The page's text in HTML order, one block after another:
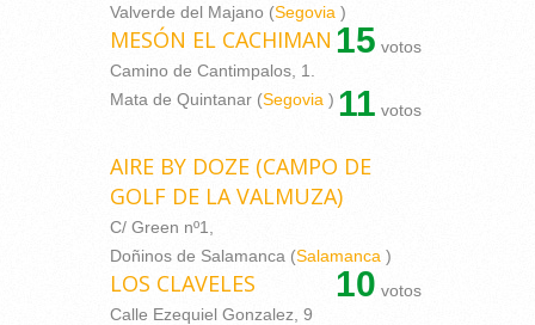
Valverde del Majano (Segovia )
15 votos
MESÓN EL CACHIMAN
Camino de Cantimpalos, 1.
Mata de Quintanar (Segovia ) 11 votos
AIRE BY DOZE (CAMPO DE
GOLF DE LA VALMUZA)
C/ Green nº1,
Doñinos de Salamanca (Salamanca )
10 votos
LOS CLAVELES
Calle Ezequiel Gonzalez, 9